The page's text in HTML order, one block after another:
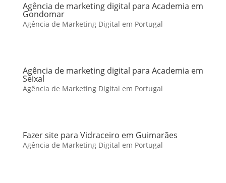
Agência de marketing digital para Academia em
Gondomar
Agência de Marketing Digital em Portugal
Agência de marketing digital para Academia em
Seixal
Agência de Marketing Digital em Portugal
Fazer site para Vidraceiro em Guimarães
Agência de Marketing Digital em Portugal